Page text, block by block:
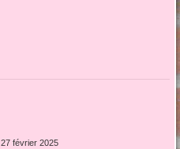
27 février 2025